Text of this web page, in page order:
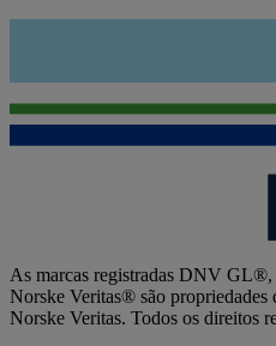
As marcas registradas DNV
Norske Veritas® são propriedades
Norske Veritas. Todos os direitos